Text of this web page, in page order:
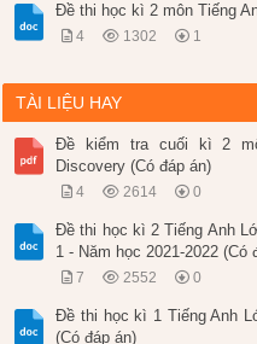
Đề thi học kì 2 môn Tiếng
4 1302 1
TÀI LIỆU HAY
Đề kiểm tra cuối kì 2
Discovery (Có đáp án)
4 2614 0
Đề thi học kì 2 Tiếng Anh
1 - Năm học 2021-2022 (Có
7 2552 0
Đề thi học kì 1 Tiếng Anh
(Có đáp án)